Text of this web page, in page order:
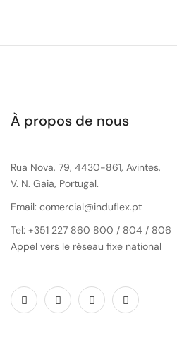
À propos de nous
Rua Nova, 79, 4430-861, Avintes,
V. N. Gaia, Portugal.
Email: comercial@induflex.pt
Tel: +351 227 860 800 / 804 / 806
Appel vers le réseau fixe national